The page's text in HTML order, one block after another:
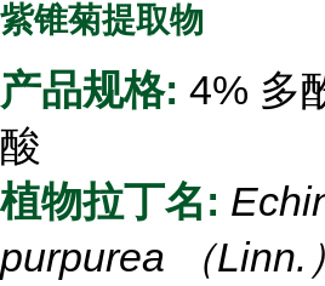
紫锥菊提取物
产品规格: 4% 多
酸
植物拉丁名:
purpurea （Linn.